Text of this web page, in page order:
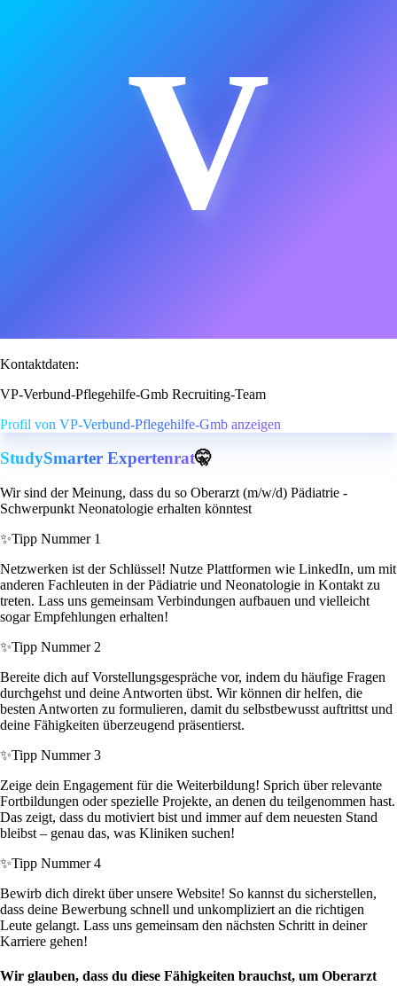
V
Kontaktdaten:
VP-Verbund-Pflegehilfe-Gmb Recruiting-Team
Profil von VP-Verbund-Pflegehilfe-Gmb anzeigen
StudySmarter Expertenrat🤫
Wir sind der Meinung, dass du so Oberarzt (m/w/d) Pädiatrie -
Schwerpunkt Neonatologie erhalten könntest
✨Tipp Nummer 1
Netzwerken ist der Schlüssel! Nutze Plattformen wie LinkedIn, um mit
anderen Fachleuten in der Pädiatrie und Neonatologie in Kontakt zu
treten. Lass uns gemeinsam Verbindungen aufbauen und vielleicht
sogar Empfehlungen erhalten!
✨Tipp Nummer 2
Bereite dich auf Vorstellungsgespräche vor, indem du häufige Fragen
durchgehst und deine Antworten übst. Wir können dir helfen, die
besten Antworten zu formulieren, damit du selbstbewusst auftrittst und
deine Fähigkeiten überzeugend präsentierst.
✨Tipp Nummer 3
Zeige dein Engagement für die Weiterbildung! Sprich über relevante
Fortbildungen oder spezielle Projekte, an denen du teilgenommen hast.
Das zeigt, dass du motiviert bist und immer auf dem neuesten Stand
bleibst – genau das, was Kliniken suchen!
✨Tipp Nummer 4
Bewirb dich direkt über unsere Website! So kannst du sicherstellen,
dass deine Bewerbung schnell und unkompliziert an die richtigen
Leute gelangt. Lass uns gemeinsam den nächsten Schritt in deiner
Karriere gehen!
Wir glauben, dass du diese Fähigkeiten brauchst, um Oberarzt